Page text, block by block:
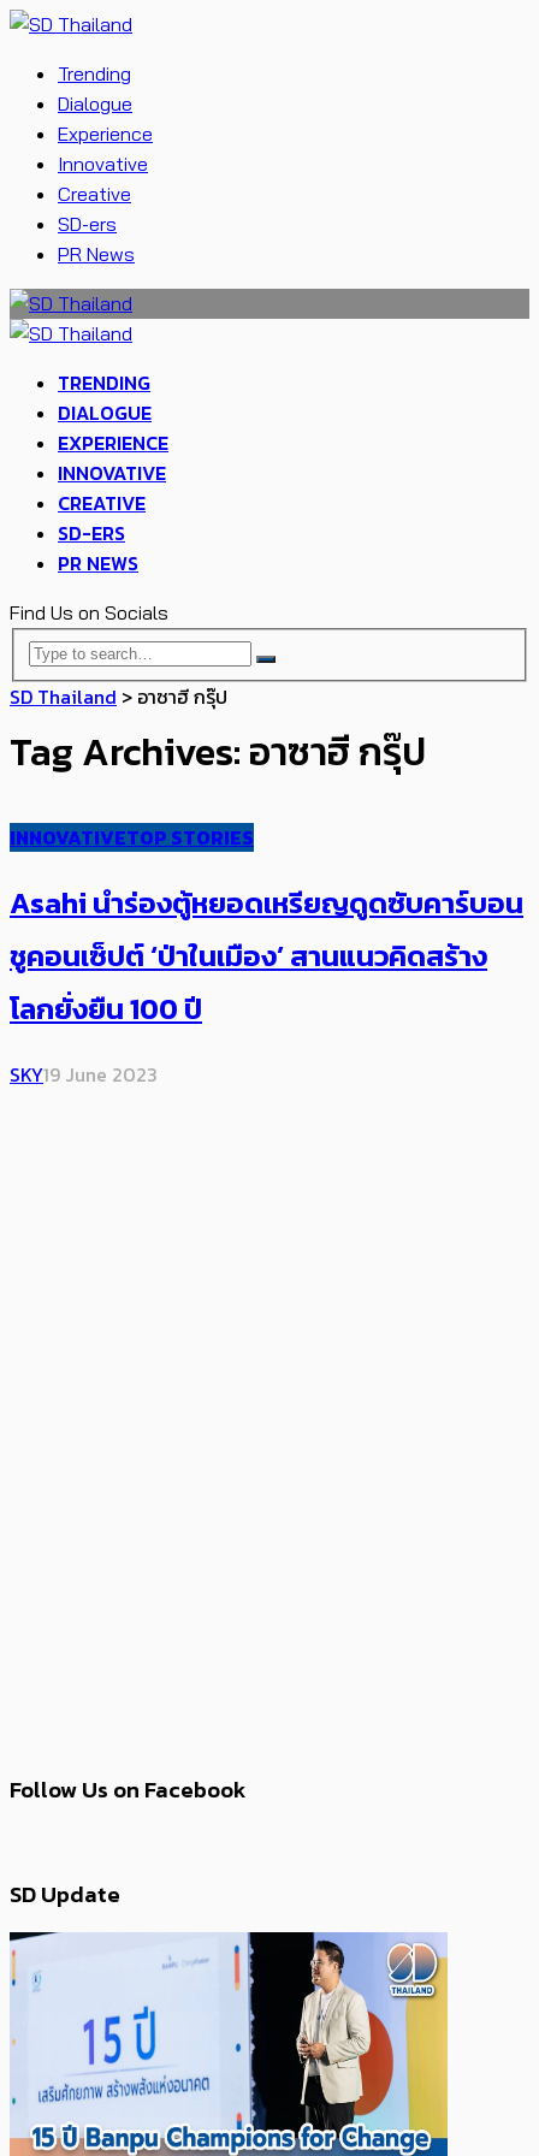
Trending
Dialogue
Experience
Innovative
Creative
SD-ers
PR News
TRENDING
DIALOGUE
EXPERIENCE
INNOVATIVE
CREATIVE
SD-ERS
PR NEWS
Find Us on Socials
SD Thailand > อาซาฮี กรุ๊ป
Tag Archives: อาซาฮี กรุ๊ป
INNOVATIVETOP STORIES
Asahi นำร่องตู้หยอดเหรียญดูดซับคาร์บอน
ชูคอนเซ็ปต์ ‘ป่าในเมือง’ สานแนวคิดสร้าง
โลก​ยั่งยืน 100 ปี
SKY19 June 2023
Follow Us on Facebook
SD Update